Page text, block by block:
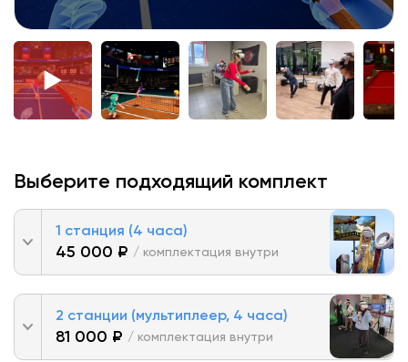
Выберите подходящий комплект
1 станция (4 часа)
45 000 ₽ / комплектация внутри
2 станции (мультиплеер, 4 часа)
81 000 ₽ / комплектация внутри